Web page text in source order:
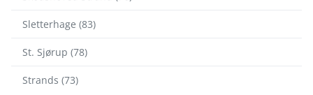
Sletterhage (83)
St. Sjørup (78)
Strands (73)